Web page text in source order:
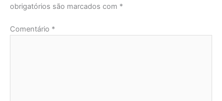
obrigatórios são marcados com *
Comentário *